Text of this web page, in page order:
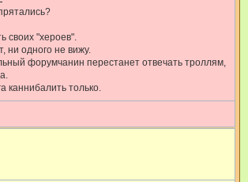
своих "хероев".
ни одного не вижу.
форумчанин перестанет отвечать троллям,
каннибалить только.